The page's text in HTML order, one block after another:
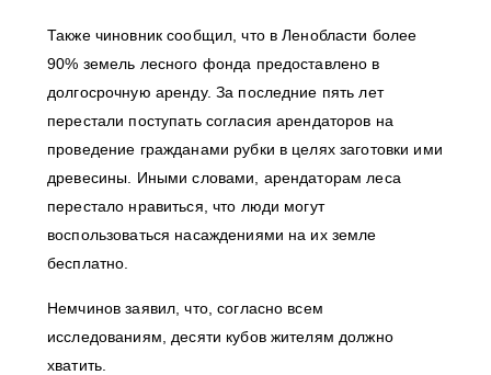
Также чиновник сообщил, что в Ленобласти более
90% земель лесного фонда предоставлено в
долгосрочную аренду. За последние пять лет
перестали поступать согласия арендаторов на
проведение гражданами рубки в целях заготовки ими
древесины. Иными словами, арендаторам леса
перестало нравиться, что люди могут
воспользоваться насаждениями на их земле
бесплатно.
Немчинов заявил, что, согласно всем
исследованиям, десяти кубов жителям должно
хватить.